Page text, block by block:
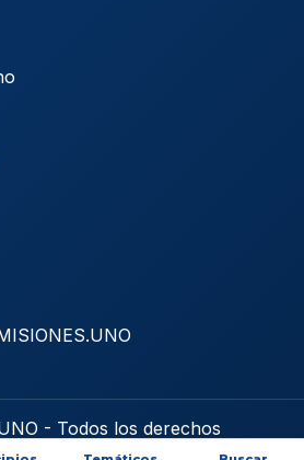
- Todos los derechos